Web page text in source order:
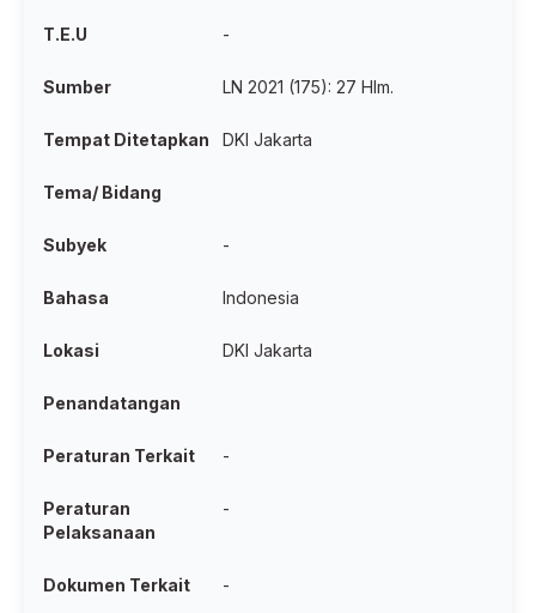
T.E.U -
Sumber LN 2021 (175): 27 Hlm.
Tempat Ditetapkan DKI Jakarta
Tema/ Bidang
Subyek -
Bahasa Indonesia
Lokasi DKI Jakarta
Penandatangan
Peraturan Terkait -
Peraturan
Pelaksanaan
-
Dokumen Terkait -